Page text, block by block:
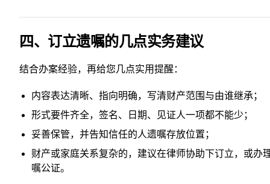
四、订立遗嘱的几点实务建议
结合办案经验，再给您几点实用提醒：
内容表达清晰、指向明确，写清财产范围与由谁继承；
形式要件齐全，签名、日期、见证人一项都不能少；
妥善保管，并告知信任的人遗嘱存放位置；
财产或家庭关系复杂的，建议在律师协助下订立，或办
嘱公证。